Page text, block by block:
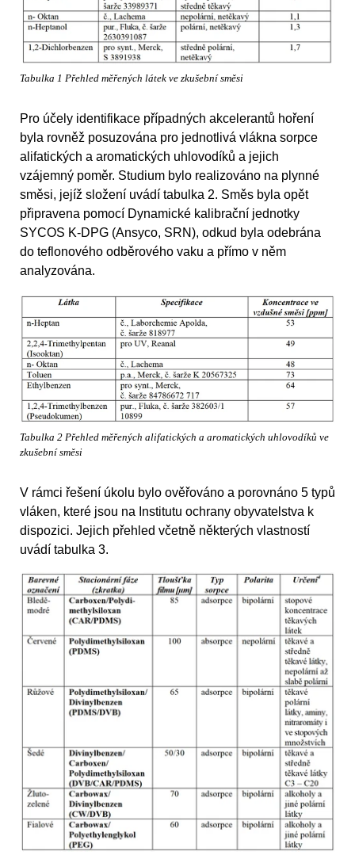
Tabulka 1 Přehled měřených látek ve zkušební směsi
Pro účely identifikace případných akcelerantů hoření
byla rovněž posuzována pro jednotlivá vlákna sorpce
alifatických a aromatických uhlovodíků a jejich
vzájemný poměr. Studium bylo realizováno na plynné
směsi, jejíž složení uvádí tabulka 2. Směs byla opět
připravena pomocí Dynamické kalibrační jednotky
SYCOS K-DPG (Ansyco, SRN), odkud byla odebrána
do teflonového odběrového vaku a přímo v něm
analyzována.
Tabulka 2 Přehled měřených alifatických a aromatických uhlovodíků ve
zkušební směsi
V rámci řešení úkolu bylo ověřováno a porovnáno 5 typů
vláken, které jsou na Institutu ochrany obyvatelstva k
dispozici. Jejich přehled včetně některých vlastností
uvádí tabulka 3.